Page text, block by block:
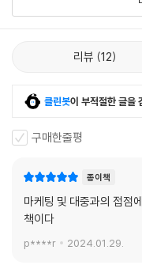
“문화는 마케터뿐만 아니
자 등 사람들을 움직이게 하
삶에 영향을 미치며, 그 불
연결되어 있기 때문이다.”
리뷰 12
클린봇이 부적절한 글을
구매한줄평
종이책
마케팅 및 대중과의 접점
책이다
p****r 2024.01.29.